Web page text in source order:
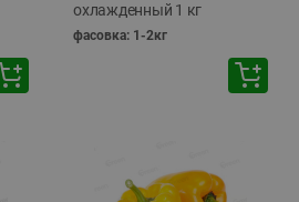
охлажденный 1 кг
фасовка: 1-2кг